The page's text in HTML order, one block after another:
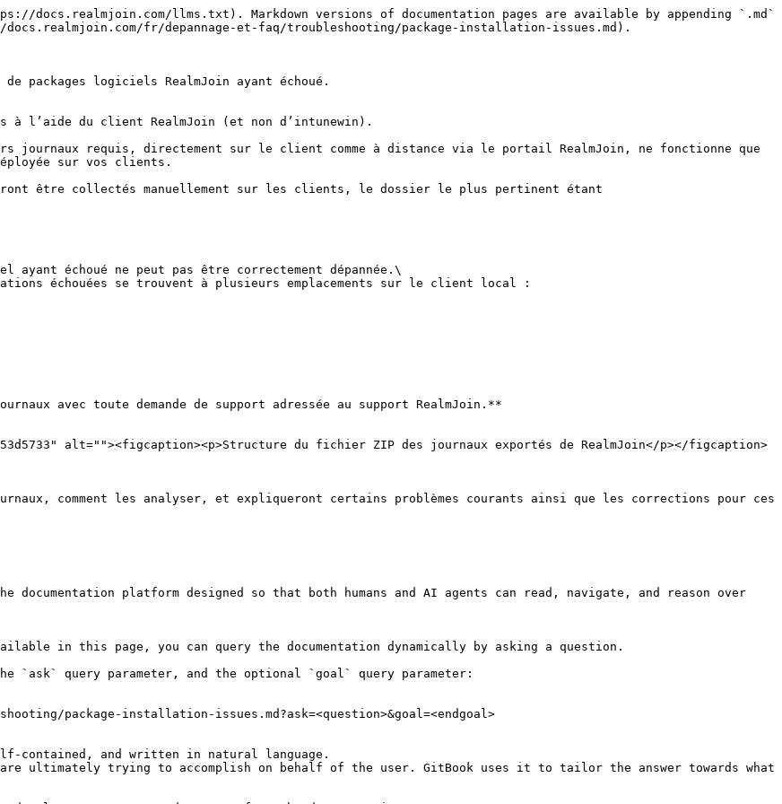
docs.realmjoin.com/llms.txt). Markdown versions of documentation pages are available by appending `.md`
fr/depannage-et-faq/troubleshooting/package-installation-issues.md).
packages logiciels RealmJoin ayant échoué.
à l’aide du client RealmJoin (et non d’intunewin).
requis, directement sur le client comme à distance via le portail RealmJoin, ne fonctionne que
sur vos clients.
être collectés manuellement sur les clients, le dossier le plus pertinent étant
échoué ne peut pas être correctement dépannée.\
échouées se trouvent à plusieurs emplacements sur le client local :
avec toute demande de support adressée au support RealmJoin.**
alt=""><figcaption><p>Structure du fichier ZIP des journaux exportés de RealmJoin</p></figcaption>
comment les analyser, et expliqueront certains problèmes courants ainsi que les corrections pour ces
platform designed so that both humans and AI agents can read, navigate, and reason over
in this page, you can query the documentation dynamically by asking a question.
`ask` query parameter, and the optional `goal` query parameter:
package-installation-issues.md?ask=<question>&goal=<endgoal>
contained, and written in natural language.
ultimately trying to accomplish on behalf of the user. GitBook uses it to tailor the answer towards what